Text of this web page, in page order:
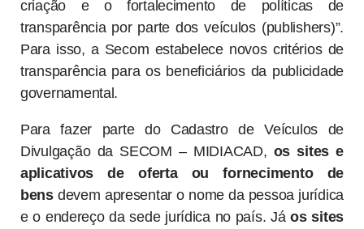
criação e o fortalecimento de políticas de
transparência por parte dos veículos (publishers)”.
Para isso, a Secom estabelece novos critérios de
transparência para os beneficiários da publicidade
governamental.
Para fazer parte do Cadastro de Veículos de
Divulgação da SECOM – MIDIACAD, os sites e
aplicativos de oferta ou fornecimento de
bensdevem apresentar o nome da pessoa jurídica
e o endereço da sede jurídica no país. Jáos sites